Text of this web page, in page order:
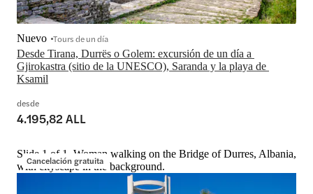
Desde Tirana, Durrës o Golem: excursión de un día a
Gjirokastra (sitio de la UNESCO), Saranda y la playa de
Ksamil
Nuevo Tours de un día
desde
4.195,82 ALL
Cancelación gratuita
Slide 1 of 1, Woman walking on the Bridge of Durres, Albania,
with cityscape in the background.